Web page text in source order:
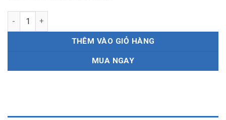
Gạt mưa HD65 2.5 Tấn Silicone thân mềm số lượng
THÊM VÀO GIỎ HÀNG
MUA NGAY